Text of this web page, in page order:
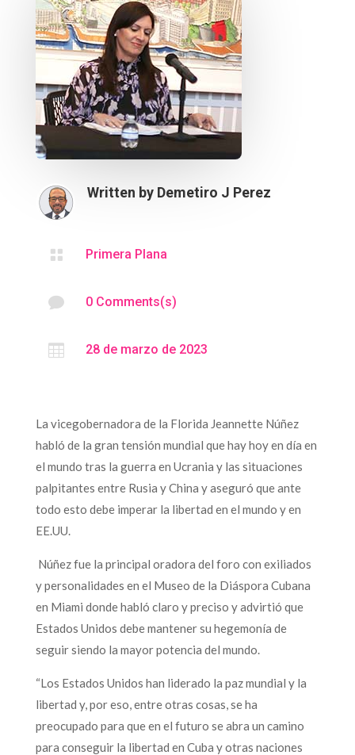
Written by Demetiro J Perez
 Primera Plana
 0 Comments(s)
 28 de marzo de 2023
La vicegobernadora de la Florida Jeannette Núñez
habló de la gran tensión mundial que hay hoy en día en
el mundo tras la guerra en Ucrania y las situaciones
palpitantes entre Rusia y China y aseguró que ante
todo esto debe imperar la libertad en el mundo y en
EE.UU.
Núñez fue la principal oradora del foro con exiliados
y personalidades en el Museo de la Diáspora Cubana
en Miami donde habló claro y preciso y advirtió que
Estados Unidos debe mantener su hegemonía de
seguir siendo la mayor potencia del mundo.
“Los Estados Unidos han liderado la paz mundial y la
libertad y, por eso, entre otras cosas, se ha
preocupado para que en el futuro se abra un camino
para conseguir la libertad en Cuba y otras naciones